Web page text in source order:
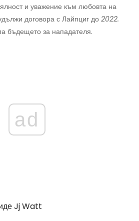
и уважение към любовта на
договора с Лайпциг до 2022.
бъдещето за нападателя.
ad
Jj Watt